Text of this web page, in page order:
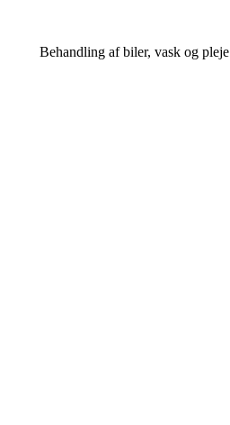
Behandling af biler, vask og pleje